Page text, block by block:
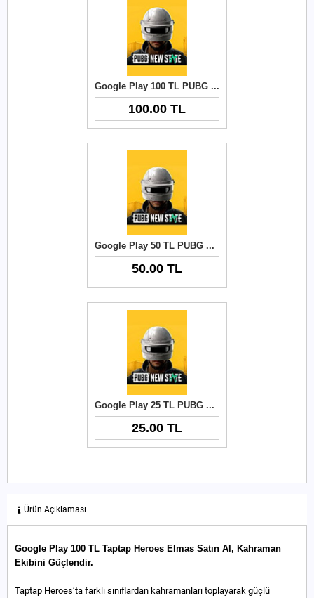
Google Play 100 TL PUBG New State NC
100.00 TL
Google Play 50 TL PUBG New State NC
50.00 TL
Google Play 25 TL PUBG New State NC
25.00 TL
Ürün Açıklaması
Google Play 100 TL Taptap Heroes Elmas Satın Al, Kahraman
Ekibini Güçlendir.
Taptap Heroes’ta farklı sınıflardan kahramanları toplayarak güçlü